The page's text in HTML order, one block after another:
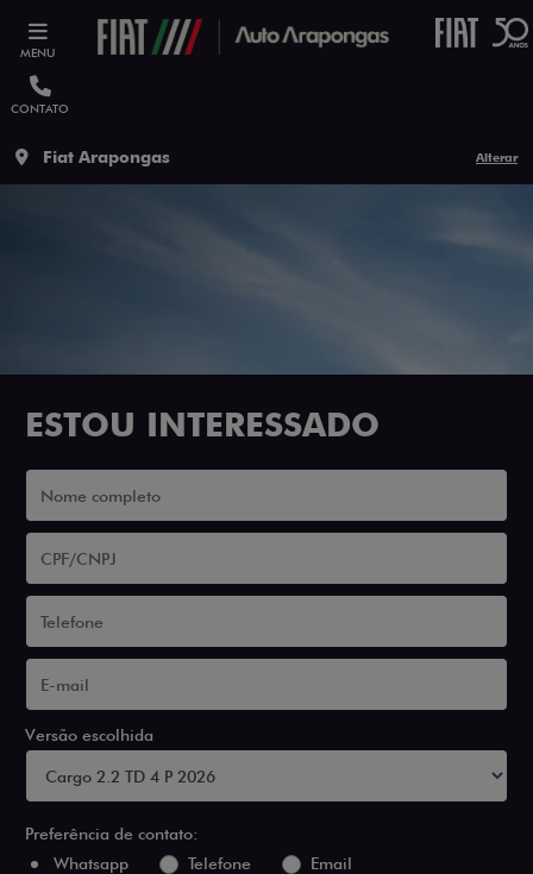
MENU
CONTATO
Fiat Arapongas Alterar
ESTOU INTERESSADO
Versão escolhida
Preferência de contato:
Whatsapp
Telefone Email